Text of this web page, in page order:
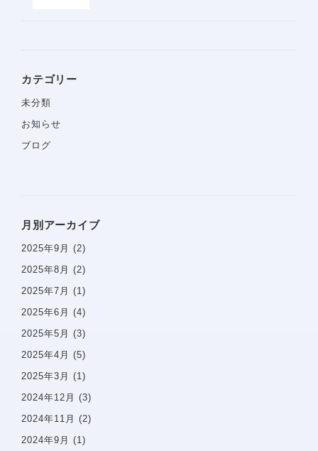
一般歯科案内
カテゴリー
未分類
お知らせ
ブログ
月別アーカイブ
2025年9月 (2)
2025年8月 (2)
2025年7月 (1)
2025年6月 (4)
2025年5月 (3)
2025年4月 (5)
2025年3月 (1)
2024年12月 (3)
2024年11月 (2)
2024年9月 (1)